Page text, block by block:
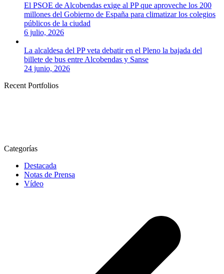
El PSOE de Alcobendas exige al PP que aproveche los 200
millones del Gobierno de España para climatizar los colegios
públicos de la ciudad
6 julio, 2026
La alcaldesa del PP veta debatir en el Pleno la bajada del
billete de bus entre Alcobendas y Sanse
24 junio, 2026
Recent Portfolios
Categorías
Destacada
Notas de Prensa
Vídeo